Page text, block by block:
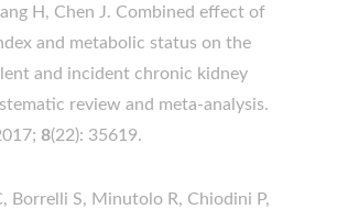
H, Chen J. Combined effect of
and metabolic status on the
and incident chronic kidney
review and meta-analysis.
8(22): 35619.
Borrelli S, Minutolo R, Chiodini P,